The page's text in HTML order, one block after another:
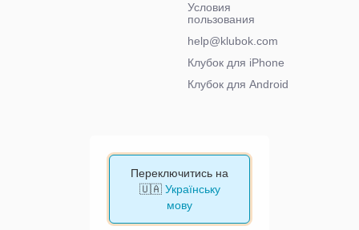
Условия
пользования
help@klubok.com
Клубок для iPhone
Клубок для Android
Переключитись на
🇺🇦 Українську
мову